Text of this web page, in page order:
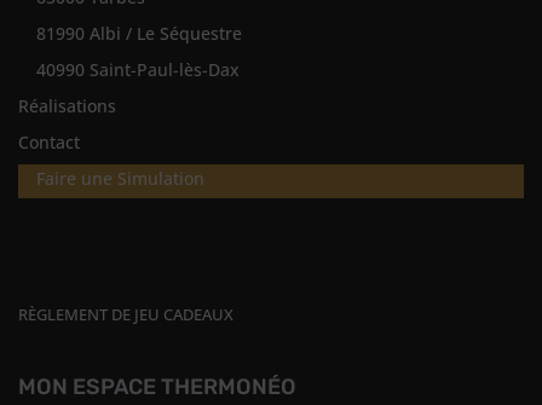
81990 Albi / Le Séquestre
40990 Saint-Paul-lès-Dax
Réalisations
Contact
Faire une Simulation
RÈGLEMENT DE JEU CADEAUX
MON ESPACE THERMONÉO